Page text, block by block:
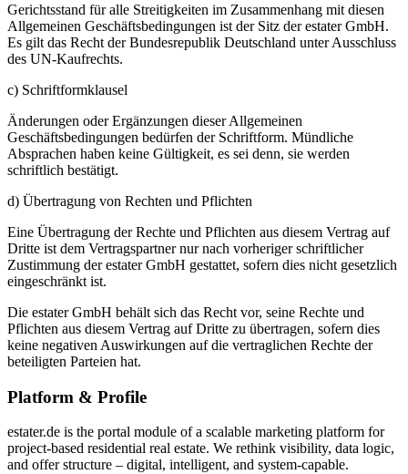
Gerichtsstand für alle Streitigkeiten im Zusammenhang mit diesen
Allgemeinen Geschäftsbedingungen ist der Sitz der estater GmbH.
Es gilt das Recht der Bundesrepublik Deutschland unter Ausschluss
des UN-Kaufrechts.
c) Schriftformklausel
Änderungen oder Ergänzungen dieser Allgemeinen
Geschäftsbedingungen bedürfen der Schriftform. Mündliche
Absprachen haben keine Gültigkeit, es sei denn, sie werden
schriftlich bestätigt.
d) Übertragung von Rechten und Pflichten
Eine Übertragung der Rechte und Pflichten aus diesem Vertrag auf
Dritte ist dem Vertragspartner nur nach vorheriger schriftlicher
Zustimmung der estater GmbH gestattet, sofern dies nicht gesetzlich
eingeschränkt ist.
Die estater GmbH behält sich das Recht vor, seine Rechte und
Pflichten aus diesem Vertrag auf Dritte zu übertragen, sofern dies
keine negativen Auswirkungen auf die vertraglichen Rechte der
beteiligten Parteien hat.
Platform & Profile
estater.de is the portal module of a scalable marketing platform for
project-based residential real estate. We rethink visibility, data logic,
and offer structure – digital, intelligent, and system-capable.